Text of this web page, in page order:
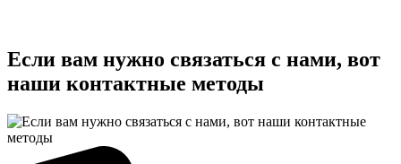
Если вам нужно связаться с нами, вот
наши контактные методы